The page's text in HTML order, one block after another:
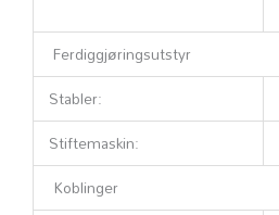
Ferdiggjøringsutstyr
Stabler:
Stiftemaskin:
Koblinger